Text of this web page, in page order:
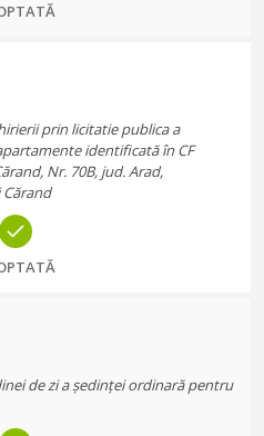
prin licitatie publica a
identificată în CF
Nr. 70B, jud. Arad,
de zi a ședinței ordinară pentru